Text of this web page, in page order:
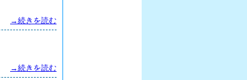
→続きを読む
→続きを読む